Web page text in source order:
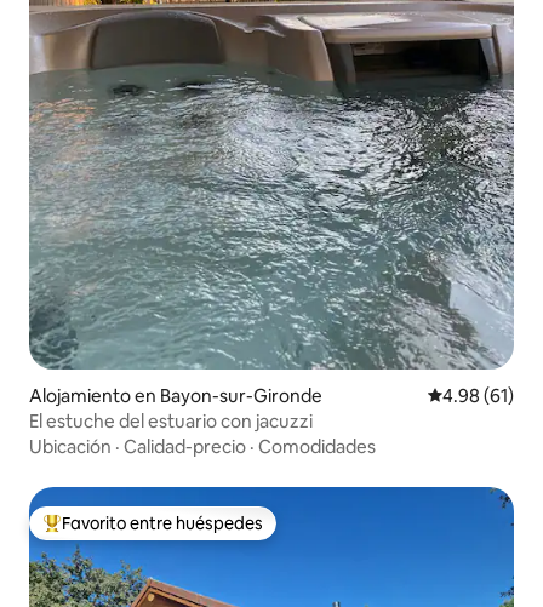
Alojamiento en Bayon-sur-Gironde Calificación
4.98 (61)
El estuche del estuario con jacuzzi
Ubicación · Calidad-precio · Comodidades
Favorito entre huéspedes preferido
Favorito entre huéspedes